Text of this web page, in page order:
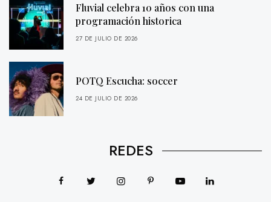
Fluvial celebra 10 años con una
programación historica
27 DE JULIO DE 2026
POTQ Escucha: soccer
24 DE JULIO DE 2026
REDES